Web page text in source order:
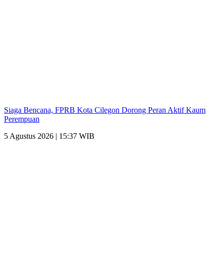
Siaga Bencana, FPRB Kota Cilegon Dorong Peran Aktif Kaum
Perempuan
5 Agustus 2026 | 15:37 WIB